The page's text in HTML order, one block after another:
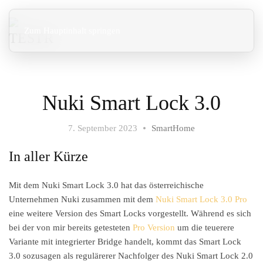
Nuki Smart Lock 3.0
7. September 2023 SmartHome
In aller Kürze
Mit dem Nuki Smart Lock 3.0 hat das österreichische
Unternehmen Nuki zusammen mit dem Nuki Smart Lock 3.0 Pro
eine weitere Version des Smart Locks vorgestellt. Während es sich
bei der von mir bereits getesteten Pro Version um die teuerere
Variante mit integrierter Bridge handelt, kommt das Smart Lock
3.0 sozusagen als regulärerer Nachfolger des Nuki Smart Lock 2.0